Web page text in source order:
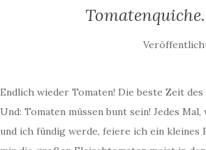
Endlich wieder Tomaten! Die beste Zeit
Und: Tomaten müssen bunt sein! Jedes
und ich fündig werde, feiere ich ein